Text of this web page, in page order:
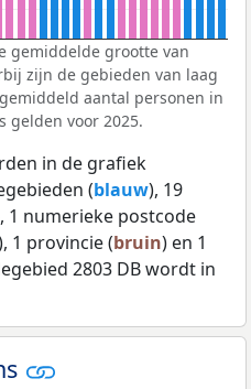
gemiddelde grootte van
zijn de gebieden van laag
aantal personen in
gelden voor 2025.
in de grafiek
(blauw), 19
1 numerieke postcode
1 provincie (bruin) en 1
2803 DB wordt in